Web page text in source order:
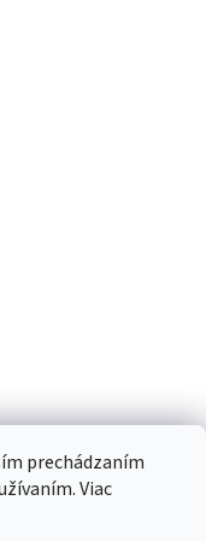
prechádzaním
Viac